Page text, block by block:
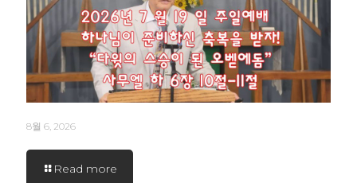
8월 6, 2026
Read more